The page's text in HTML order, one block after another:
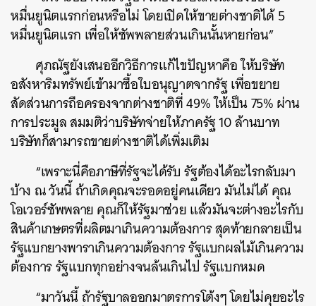
หมื่นยูนิตแรกก่อนหรือไม่ โดยเปิดให้ขายต่างชาติได้ 5
หมื่นยูนิตแรก เพื่อให้ซัพพลายส่วนเกินนั้นหายก่อน”
ศุภณัฐยังเสนออีกวิธีการแก้ไขปัญหาคือ ให้บริษัท
อสังหาริมทรัพย์เข้ามาซื้อใบอนุญาตจากรัฐ เพื่อขยาย
สัดส่วนการถือครองจากต่างชาติที่ 49% ให้เป็น 75% ผ่าน
การประมูล สมมติว่าบริษัทจ่ายให้ภาครัฐ 10 ล้านบาท
บริษัทก็สามารถขายต่างชาติได้เพิ่มเติม
“เพราะนี่คือภาษีที่รัฐจะได้รับ รัฐต้องได้อะไรกลับมา
บ้าง ณ วันนี้ ถ้าเกิดคุณจะรอดอยู่คนเดียว มันไม่ได้ คุณ
โอเวอร์ซัพพลาย คุณก็ให้รัฐมาช่วย แล้วมันจะต่างอะไรกับ
สินค้าเกษตรที่ผลิตมาเกินความต้องการ สุดท้ายกลายเป็น
รัฐแบกยางพาราเกินความต้องการ รัฐแบกผลไม้เกินความ
ต้องการ รัฐแบกทุกอย่างจนล้นเกินไป รัฐแบกหมด
“มาวันนี้ ถ้ารัฐบาลออกมาตรการโต้งๆ โดยไม่คุยอะไร